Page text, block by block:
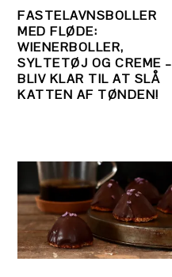
FASTELAVNSBOLLER
MED FLØDE:
WIENERBOLLER,
SYLTETØJ OG CREME –
BLIV KLAR TIL AT SLÅ
KATTEN AF TØNDEN!